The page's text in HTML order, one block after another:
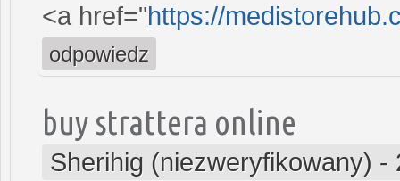
<a href="https://
odpowiedz
buy strattera online
Sherihig (niezweryfikowany) -